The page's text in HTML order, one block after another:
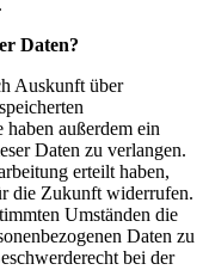
Daten?
Auskunft über
haben außerdem ein
Daten zu verlangen.
erteilt haben,
die Zukunft widerrufen.
Umständen die
Daten zu
bei der